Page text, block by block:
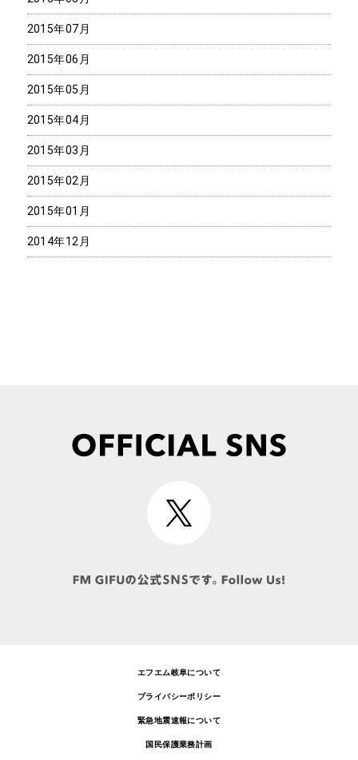
2015年07月
2015年06月
2015年05月
2015年04月
2015年03月
2015年02月
2015年01月
2014年12月
エフエム岐阜について
プライバシーポリシー
緊急地震速報について
国民保護業務計画